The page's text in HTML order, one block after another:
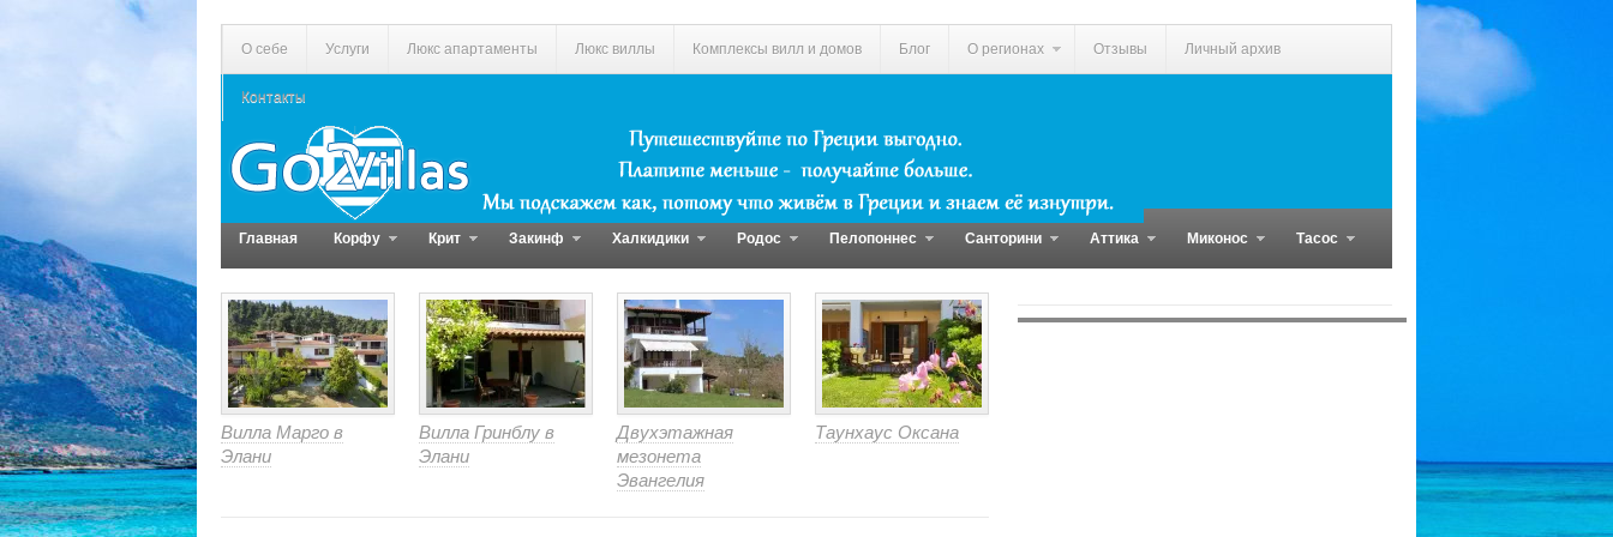
О себе Услуги Люкс апартаменты Люкс виллы Комплексы вилл и домов Блог О регионах Отзывы Личный архив
Контакты
Главная Корфу Крит Закинф Халкидики Родос Пелопоннес Санторини Аттика Миконос Тасос
Вилла Марго в
Элани
Вилла Гринблу в
Элани
Двухэтажная
мезонета
Эвангелия
Таунхаус Оксана